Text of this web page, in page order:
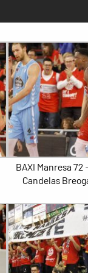
BAXI Manresa 72
Candelas